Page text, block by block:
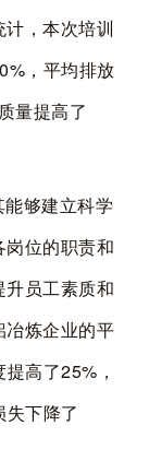
，本次培训
，平均排放
量提高了
够建立科学
位的职责和
员工素质和
冶炼企业的平
提高了25% ，
失下降了